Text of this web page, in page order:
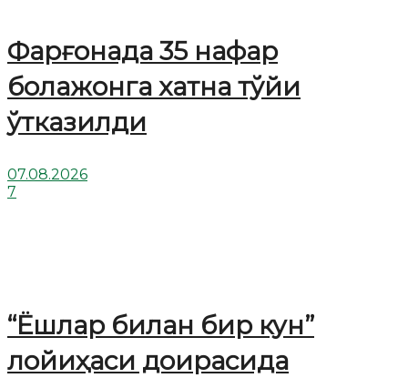
Фарғонада 35 нафар
болажонга хатна тўйи
ўтказилди
07.08.2026
7
“Ёшлар билан бир кун”
лойиҳаси доирасида